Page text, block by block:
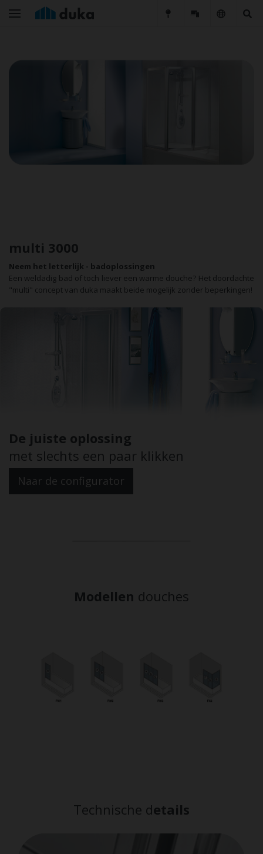
multi 3000
Neem het letterlijk - badoplossingen
Een weldadig bad of toch liever een warme douche? Het doordachte
"multi" concept van duka maakt beide mogelijk zonder beperkingen!
De juiste oplossing
met slechts een paar klikken
Naar de configurator
Modellen douches
Technische details